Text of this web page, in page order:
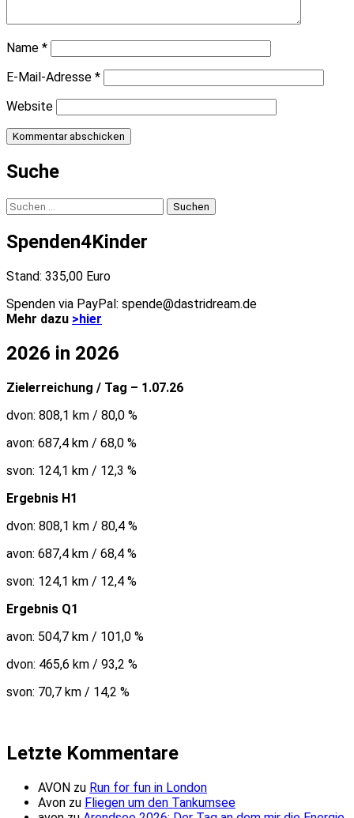
Name *
E-Mail-Adresse *
Website
Suche
Suchen
nach:
Spenden4Kinder
Stand: 335,00 Euro
Spenden via PayPal: spende@dastridream.de
Mehr dazu >hier
2026 in 2026
Zielerreichung / Tag – 1.07.26
dvon: 808,1 km / 80,0 %
avon: 687,4 km / 68,0 %
svon: 124,1 km / 12,3 %
Ergebnis H1
dvon: 808,1 km / 80,4 %
avon: 687,4 km / 68,4 %
svon: 124,1 km / 12,4 %
Ergebnis Q1
avon: 504,7 km / 101,0 %
dvon: 465,6 km / 93,2 %
svon: 70,7 km / 14,2 %
Letzte Kommentare
AVON zu Run for fun in London
Avon zu Fliegen um den Tankumsee